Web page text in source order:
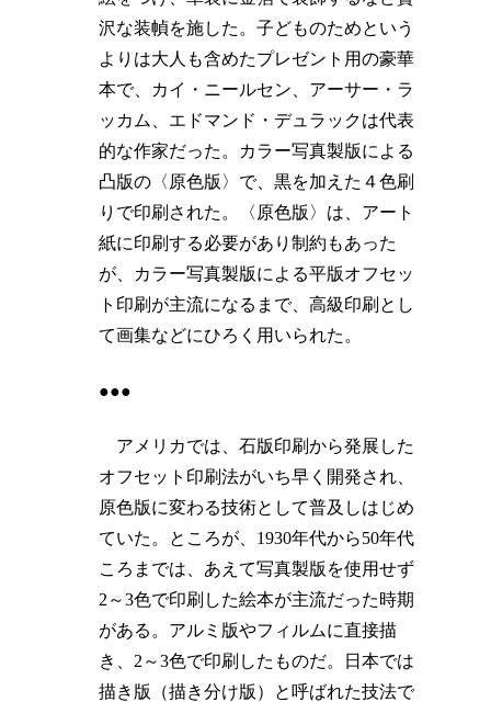
沢な装幀を施した。子どものためという
よりは大人も含めたプレゼント用の豪華
本で、カイ・ニールセン、アーサー・ラ
ッカム、エドマンド・デュラックは代表
的な作家だった。カラー写真製版による
凸版の〈原色版〉で、黒を加えた４色刷
りで印刷された。〈原色版〉は、アート
紙に印刷する必要があり制約もあった
が、カラー写真製版による平版オフセッ
ト印刷が主流になるまで、高級印刷とし
て画集などにひろく用いられた。
●●●
アメリカでは、石版印刷から発展した
オフセット印刷法がいち早く開発され、
原色版に変わる技術として普及しはじめ
ていた。ところが、1930年代から50年代
ころまでは、あえて写真製版を使用せず
2～3色で印刷した絵本が主流だった時期
がある。アルミ版やフィルムに直接描
き、2～3色で印刷したものだ。日本では
描き版（描き分け版）と呼ばれた技法で